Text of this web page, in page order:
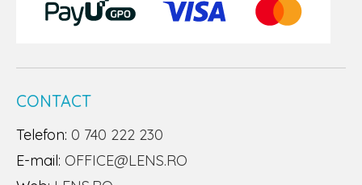
CONTACT
Telefon: 0 740 222 230
E-mail: OFFICE@LENS.RO